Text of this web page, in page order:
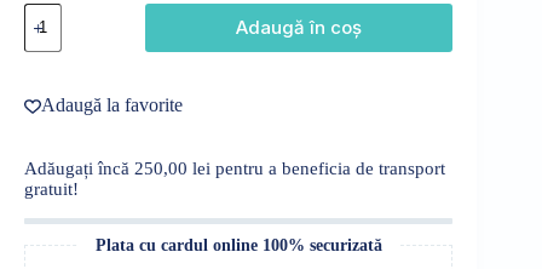
Cantitate
Palete
Beach
Adaugă în coș
Adaugă la favorite
Adăugați încă 250,00 lei pentru a beneficia de transport
gratuit!
Plata cu cardul online 100% securizată